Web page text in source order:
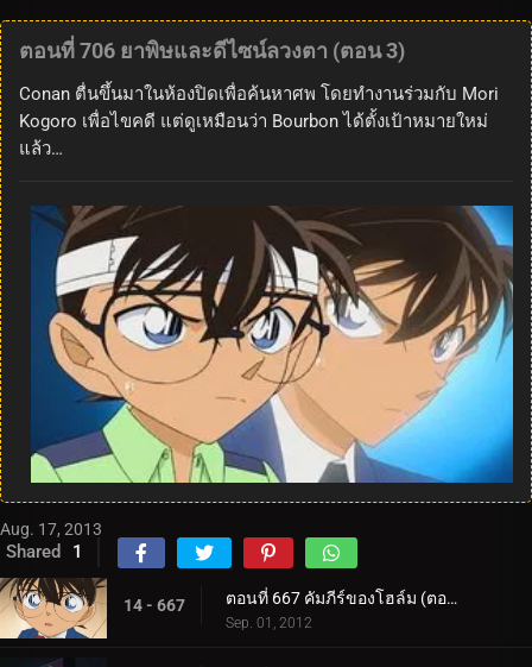
ตอนที่ 706 ยาพิษและดีไซน์ลวงตา (ตอน 3)
Conan ตื่นขึ้นมาในห้องปิดเพื่อค้นหาศพ โดยทำงานร่วมกับ Mori
Kogoro เพื่อไขคดี แต่ดูเหมือนว่า Bourbon ได้ตั้งเป้าหมายใหม่
แล้ว…
Aug. 17, 2013
Shared 1
14 - 667 ตอนที่ 667 คัมภีร์ของโฮล์ม (ตอน 1)
Sep. 01, 2012